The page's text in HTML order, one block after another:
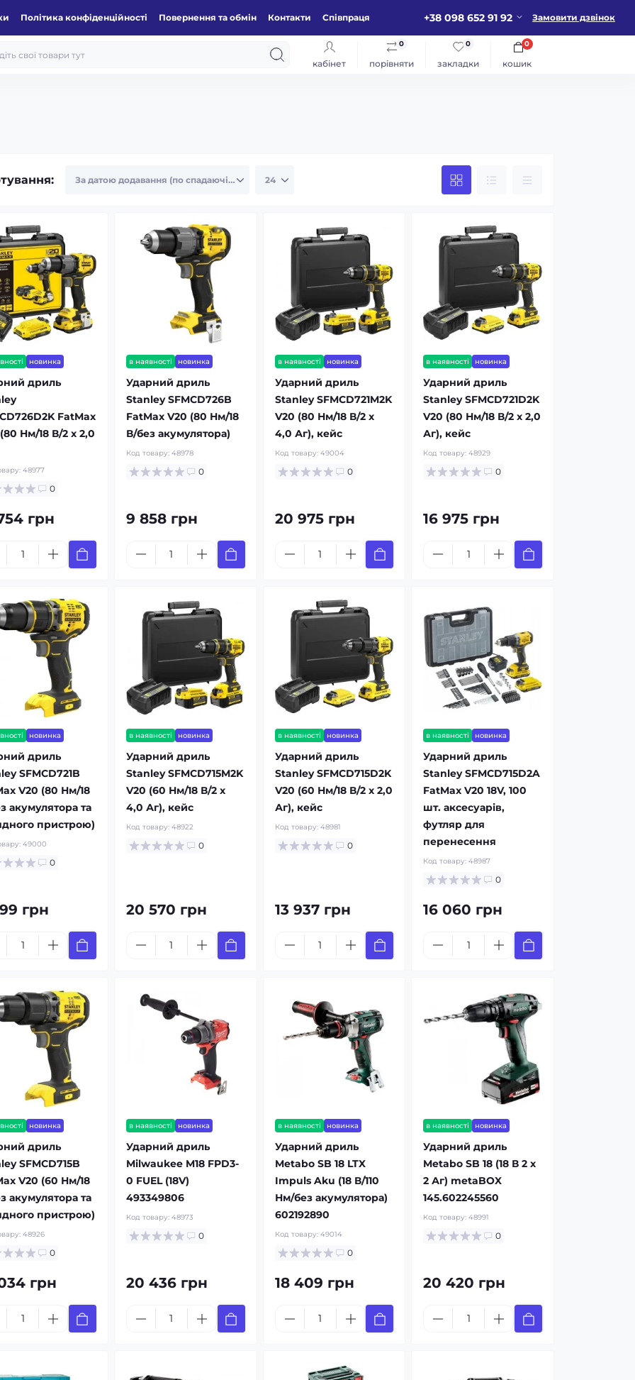
Політика конфіденційності Повернення та обмін Контакти Співпраця +38 098 652 91 92 Замовити дзвінок
кабінет порівняти
0
закладки
0
кошик
0
новинка
дриль
FatMax
Нм/18 В/2 x 2,0
48977
0
грн
в наявності новинка
Ударний дриль
Stanley SFMCD726B
FatMax V20 (80 Нм/18
В/без акумулятора)
Код товару: 48978
0
9 858 грн
в наявності новинка
Ударний дриль
Stanley SFMCD721M2K
V20 (80 Нм/18 В/2 x
4,0 Аг), кейс
Код товару: 49004
0
20 975 грн
в наявності новинка
Ударний дриль
Stanley SFMCD721D2K
V20 (80 Нм/18 В/2 x 2,0
Аг), кейс
Код товару:48929
0
16 975 грн
новинка
дриль
SFMCD721B
V20 (80 Нм/18
акумулятора та
пристрою)
49000
0
грн
в наявності новинка
Ударний дриль
Stanley SFMCD715M2K
V20 (60 Нм/18 В/2 x
4,0 Аг), кейс
Код товару: 48922
0
20 570 грн
в наявності новинка
Ударний дриль
Stanley SFMCD715D2K
V20 (60 Нм/18 В/2 x 2,0
Аг), кейс
Код товару: 48981
0
13 937 грн
в наявності новинка
Ударний дриль
Stanley SFMCD715D2A
FatMax V20 18V, 100
шт. аксесуарів,
футляр для
перенесення
Код товару:48987
0
16 060 грн
новинка
дриль
SFMCD715B
V20 (60 Нм/18
акумулятора та
пристрою)
48926
0
грн
в наявності новинка
Ударний дриль
Milwaukee M18 FPD3-
0 FUEL (18V)
493349806
Код товару: 48973
0
20 436 грн
в наявності новинка
Ударний дриль
Metabo SB 18 LTX
Impuls Aku (18 В/110
Нм/без акумулятора)
602192890
Код товару: 49014
0
18 409 грн
в наявності новинка
Ударний дриль
Metabo SB 18 (18 В 2 x
2 Аг) metaBOX
145.602245560
Код товару:48991
0
20 420 грн